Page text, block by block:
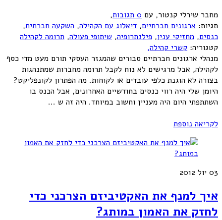
מחבר שירלי קנטור, עם 0 תגובות ,
קטגוריה: קשרי קהילה,
תגיות: ארגונים חברתיים, דיאלוג עם הקהילה, השקעה חברתית,
כנסים, מחזיקי ענין, פילנתרופיה, שיתופי פעולה, תרומה לקהילה
מנהלי ארגונים חברתיים סבורים שהמגזר העסקי תורם מעט מדי כסף
לקהילה, אבל מרגישים לא נוח לקבל תרומה מחברות שמתנהגות
בצורה לא הוגנת כלפי עובדים או לקוחות. מה הפתרון לקונפליקט?
היומן שלי היה רווי כנסים בחודשיים האחרונים, אבל הכנס בו
השתתפתי היום היה מעניין וחשוב במיוחד. היה זה ש ...
לקריאה נוספת
03 יול 2012
איך למנף את האקטיביזם הצרכני כדי
לחזק את האמון במותג?